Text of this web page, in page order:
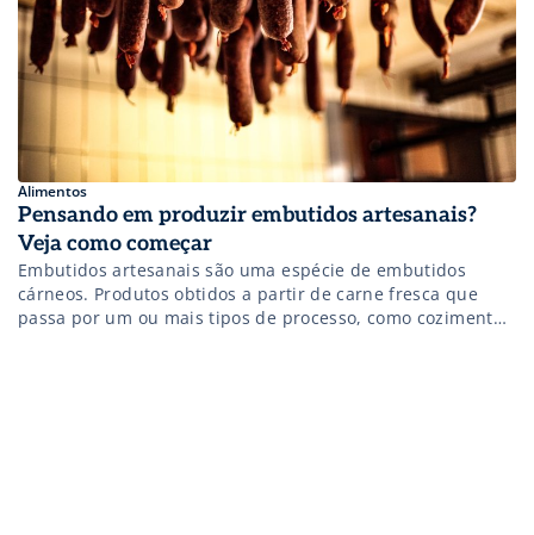
Alimentos
Pensando em produzir embutidos artesanais?
Veja como começar
Embutidos artesanais são uma espécie de embutidos
cárneos. Produtos obtidos a partir de carne fresca que
passa por um ou mais tipos de processo, como cozimento,